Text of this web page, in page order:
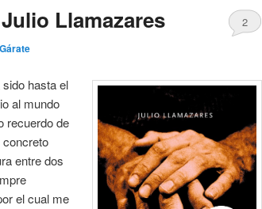
Llamazares 2
sido hasta el
al mundo
recuerdo de
concreto
entre dos
el cual me